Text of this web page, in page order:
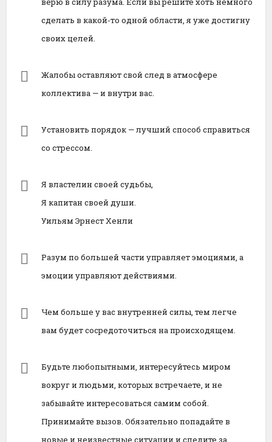
сделать в какой-то одной области, я уже достигну
своих целей.
Жалобы оставляют свой след в атмосфере
коллектива — и внутри вас.
Установить порядок — лучший способ справиться
со стрессом.
Я властелин своей судьбы,
Я капитан своей души.
Уильям Эрнест Хенли
Разум по большей части управляет эмоциями, а
эмоции управляют действиями.
Чем больше у вас внутренней силы, тем легче
вам будет сосредоточиться на происходящем.
Будьте любопытными, интересуйтесь миром
вокруг и людьми, которых встречаете, и не
забывайте интересоваться самим собой.
Принимайте вызов. Обязательно попадайте в
новые и неизвестные ситуации и следите за